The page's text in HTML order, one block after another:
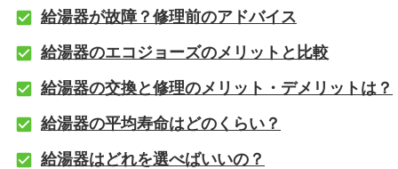
給湯器が故障？修理前のアドバイス
給湯器のエコジョーズのメリットと比較
給湯器の交換と修理のメリット・デメリットは？
給湯器の平均寿命はどのくらい？
給湯器はどれを選べばいいの？